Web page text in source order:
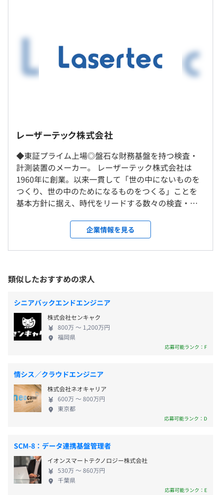
弊社はこれまで光学技術や画像処理技術等を磨き、世界シ
ェア100％（業界標準機）となる装置を多数開発してきま
した。
【開発例】
⇒フォトマスク（半導体の製造工程で用いられる回路パタ
ーンの原版）に欠陥がないかどうか検査する装置。
半導体マスクブランクス欠陥検査装置 MAGICSシリーズ
⇒フォトマスクブランクス（フォトマスクの材料）に欠陥
FPD用マスク欠陥検査装置 CLIOS
⇒液晶・有機ELなどのフラットパネルディスプレイ向け
リソグラフィプロセス検査装置 LX330
⇒リソグラフィ工程（半導体へ回路を転写し、製造するプ
ロセス）を検査する装置。
SiCウェハ欠陥検査／レビュー装置 SICA
⇒半導体材料のシリコンウエハーを検査する装置。
EUVマスクブランクス欠陥検査装置
⇒次世代リソグラフィ技術であるEUVに適応するマスクブ
ランクスの検査装置。
以上のように、半導体製造工程において、製品の品質を担
・社内勉強会の開催
・書籍、社外勉強会、カンファレンス参加費用の補助
※従業員専用駐車場あり／自転車通勤可
就業場所の変更範囲
＜雇入時＞
本社、レーザーテックイノベーションパーク、および自宅
＜変更範囲＞
会社の定める範囲
受動喫煙防止措置に関する事項
屋内禁煙（屋内喫煙可能場所あり）
各線「新横浜駅」より徒歩7分
（※想定年収 は年収提示額を保証するものではありません）
コアタイム｜11：00〜14：00
休憩時間：12：00〜13：00（60分）
平均残業時間：平均30時間／月
〈年間休日128日〉
※入社直後14日、最高付与日数40日
・年末年始休暇
・夏期休暇
・時間単位有給休暇
・慶弔休暇
など
・通勤手当（全額支給）
・残業手当（全額支給）
※個人の評価結果と業績に基づき支給
昇給あり：年1回（7月）
レーザーテック株式会社
◆東証プライム上場◎盤石な財務基盤を持つ検査・
計測装置のメーカー。 レーザーテック株式会社は
1960年に創業。以来一貫して「世の中にないものを
つくり、世の中のためになるものをつくる」ことを
基本方針に据え、時代をリードする数々の検査・計
ル、太陽電池などの新製品の開発に貢献してきまし
た。独自の光応用技術を核にしており、半導体マス
クブランクス検査装置や液晶用大型マスク検査装
けて開発。今では業界標準機として地位を築き、信
頼を得ています。 ◆売り上げの10%を研究開発へ投
資 弊社は、製造部門を持たない研究開発型の事業モ
デルで経常利益は約25%（一般的な製造業は約5%程
度）。売上の10%を研究開発へ投資しています。
「グローバルニッチトップ」という戦略・方針のも
と、技術的な差別化で高いシェアを獲得しました。
ることで、ニーズを潜在的な段階から把握し、いち
早くソリューションを提供しています。 ◆裁量を持
って働ける環境 弊社のエンジニアは顧客に密着する
ことで、顧客ニーズをいち早くキャッチして、新製品
の開発や顧客信頼の獲得に結び付けてきました。顧
だくことができるので、とてもやり甲斐があると思
います。また、弊社は新卒・中途入社などの社歴に関
わらず、本人の意志、能力しだいで大きな裁量を持
って働ける環境となっております。業界経験や製品知
識が無くても入社後に指導・育成をしていきますの
企業情報を見る
類似したおすすめの求人
シニアバックエンドエンジニア
株式会社センキャク
800万 〜 1,200万円
福岡県
応募可能ランク：F
情シス／クラウドエンジニア
株式会社ネオキャリア
600万 〜 800万円
東京都
応募可能ランク：D
SCM-8：データ連携基盤管理者
イオンスマートテクノロジー株式会社
530万 〜 860万円
千葉県
応募可能ランク：E